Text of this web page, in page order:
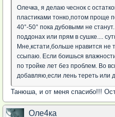
Олечка, я делаю чеснок с
пластиками тонко,потом проще
40°-50° пока дубовыми не
поддонах или прям в сушке....
Мне,кстати,больше нравится не
ссыпаю. Если боишься
по тройке лет без проблем. Во
добавляю,если лень тереть или
Танюша, и от меня спасибо!!!
Оле4ка